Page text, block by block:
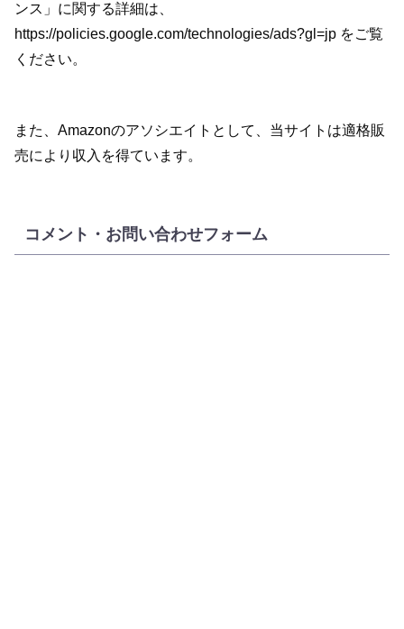
ンス」に関する詳細は、
https://policies.google.com/technologies/ads?gl=jp をご覧
ください。
また、Amazonのアソシエイトとして、当サイトは適格販
売により収入を得ています。
コメント・お問い合わせフォーム